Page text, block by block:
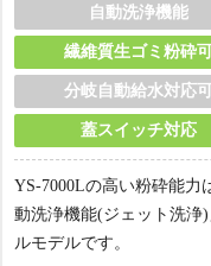
自動洗浄機能
繊維質生ゴミ粉砕
分岐自動給水対応可
蓋スイッチ対応
YS-7000Lの高い粉砕能力
動洗浄機能(ジェット洗浄
ルモデルです。